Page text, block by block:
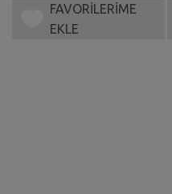
FAVORİLERİME
EKLE